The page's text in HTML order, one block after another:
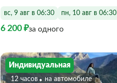
вс, 9 авг в 06:30 пн, 10 авг в 06:30
6 200 ₽за одного
Индивидуальная
12 часов На автомобиле